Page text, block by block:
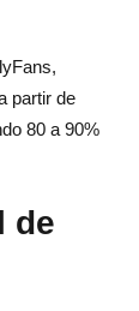
partir de
80 a 90%
de